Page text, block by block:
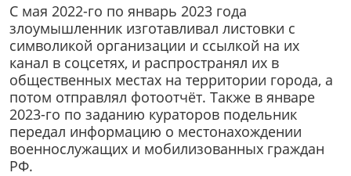
С мая 2022-го по январь 2023 года
злоумышленник изготавливал листовки с
символикой организации и ссылкой на их
канал в соцсетях, и распространял их в
общественных местах на территории города, а
потом отправлял фотоотчёт. Также в январе
2023-го по заданию кураторов подельник
передал информацию о местонахождении
военнослужащих и мобилизованных граждан
РФ.